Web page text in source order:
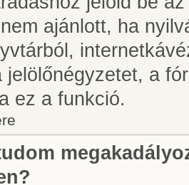
ajánlott, ha
jelölőnégyzetet, a
ez a funkció.